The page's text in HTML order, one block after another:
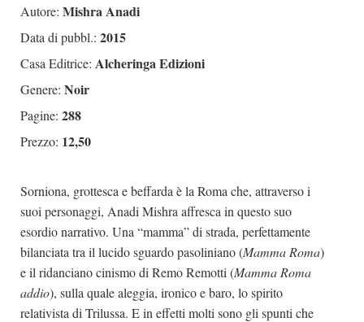
Autore: Mishra Anadi
Data di pubbl.: 2015
Casa Editrice: Alcheringa Edizioni
Genere: Noir
Pagine: 288
Prezzo: 12,50
Sorniona, grottesca e beffarda è la Roma che, attraverso i
suoi personaggi, Anadi Mishra affresca in questo suo
esordio narrativo. Una “mamma” di strada, perfettamente
bilanciata tra il lucido sguardo pasoliniano (Mamma Roma)
e il ridanciano cinismo di Remo Remotti (Mamma Roma
addio), sulla quale aleggia, ironico e baro, lo spirito
relativista di Trilussa. E in effetti molti sono gli spunti che